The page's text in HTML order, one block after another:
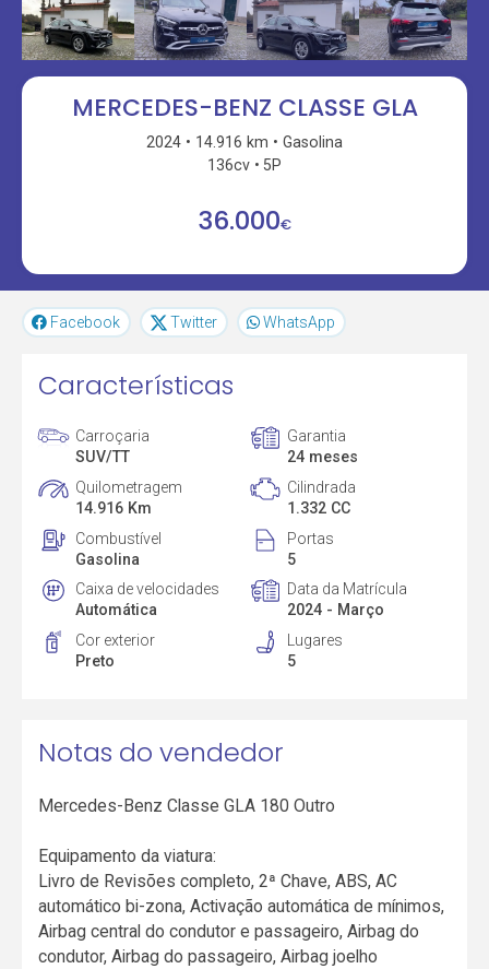
MERCEDES-BENZ CLASSE GLA
2024 14.916 km
Gasolina
136cv
5P
36.000€
Facebook Twitter WhatsApp
Características
Carroçaria
SUV/TT
Garantia
24 meses
Quilometragem
14.916 Km
Cilindrada
1.332 CC
Combustível
Gasolina
Portas
5
Caixa de velocidades
Automática
Data da Matrícula
2024 - Março
Cor exterior
Preto
Lugares
5
Notas do vendedor
Mercedes-Benz Classe GLA 180 Outro
Equipamento da viatura:
Livro de Revisões completo, 2ª Chave, ABS, AC
automático bi-zona, Activação automática de mínimos,
Airbag central do condutor e passageiro, Airbag do
condutor, Airbag do passageiro, Airbag joelho